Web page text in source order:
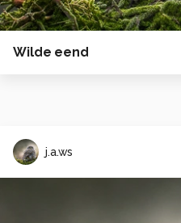
Wilde eend
j.a.ws